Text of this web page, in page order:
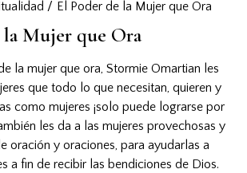
El Poder de la Mujer que Ora
Mujer que Ora
la mujer que ora, Stormie Omartian les
que todo lo que necesitan, quieren y
como mujeres ¡solo puede lograrse por
les da a las mujeres provechosas y
oración y oraciones, para ayudarlas a
a fin de recibir las bendiciones de Dios.